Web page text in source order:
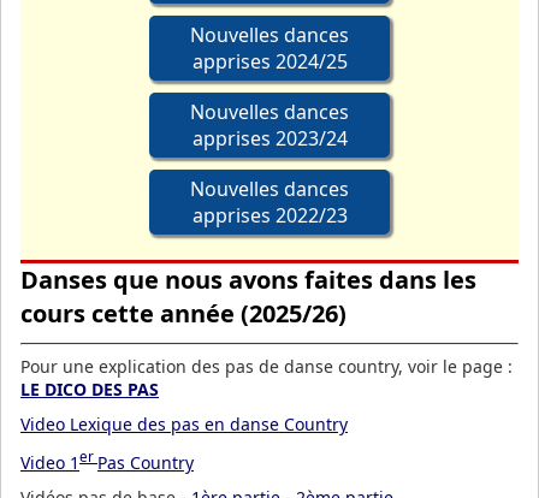
Nouvelles dances
apprises 2024/25
Nouvelles dances
apprises 2023/24
Nouvelles dances
apprises 2022/23
Danses que nous avons faites dans les
cours cette année (2025/26)
Pour une explication des pas de danse country, voir le page :
LE DICO DES PAS
Video Lexique des pas en danse Country
Video 1 er Pas Country